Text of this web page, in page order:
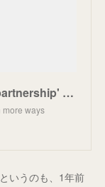
NHL, Rogers continue 'landmark partnership' with 12-year media rights agreement | NHL.com
ways
いうのも、1年前